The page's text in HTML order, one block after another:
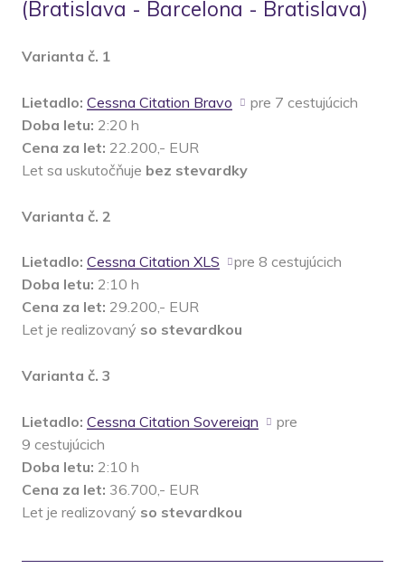
(Bratislava - Barcelona - Bratislava)
Varianta č. 1
Lietadlo: Cessna Citation Bravo
pre 7 cestujúcich
Doba letu: 2:20 h
Cena za let: 22.200,- EUR
Let sa uskutočňuje bez stevardky
Varianta č. 2
Lietadlo: Cessna Citation XLS
pre 8 cestujúcich
Doba letu: 2:10 h
Cena za let: 29.200,- EUR
Let je realizovaný so stevardkou
Varianta č. 3
Lietadlo: Cessna Citation Sovereign
pre
9 cestujúcich
Doba letu: 2:10 h
Cena za let: 36.700,- EUR
Let je realizovaný so stevardkou